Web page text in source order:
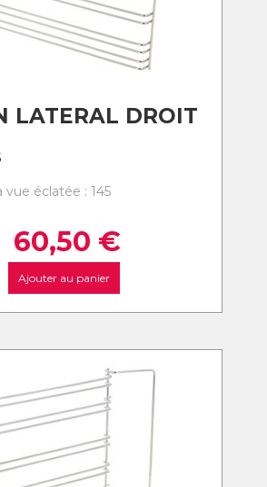
LATERAL DROIT
vue éclatée : 145
60,50 €
Ajouter au panier